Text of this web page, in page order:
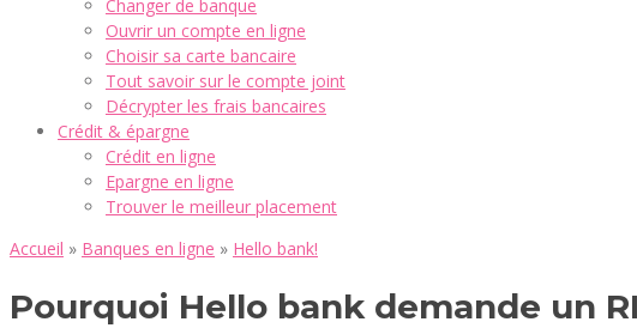
Changer de banque
Ouvrir un compte en ligne
Choisir sa carte bancaire
Tout savoir sur le compte joint
Décrypter les frais bancaires
Crédit & épargne
Crédit en ligne
Epargne en ligne
Trouver le meilleur placement
Accueil » Banques en ligne » Hello bank!
Pourquoi Hello bank demande un